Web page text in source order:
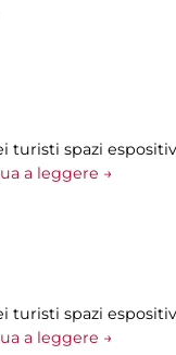
spazi
a leggere →
spazi
a leggere →